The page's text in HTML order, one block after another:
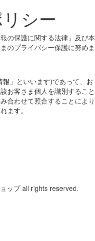
シー
の保護に関する法律」及び本
のプライバシー保護に努めま
」といいます)であって、お
お客さま個人を識別すること
合わせて照合することにより
ます。
ップ all rights reserved.